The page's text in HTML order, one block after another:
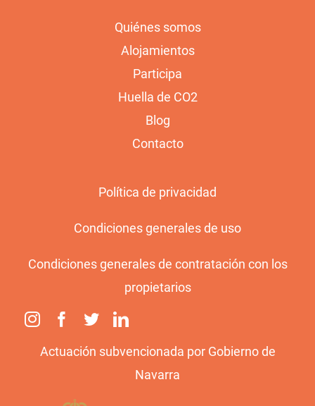
Quiénes somos
Alojamientos
Participa
Huella de CO2
Blog
Contacto
Política de privacidad
Condiciones generales de uso
Condiciones generales de contratación con los
propietarios
Actuación subvencionada por Gobierno de
Navarra